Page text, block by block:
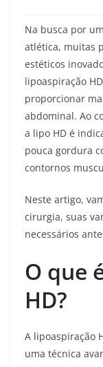
Na busca por
atlética, muitas
estéticos
lipoaspiração
proporcionar
abdominal. Ao
a lipo HD é
pouca gordura
contornos
Neste artigo,
cirurgia, suas
necessários
O que
HD?
A lipoaspiração
uma técnica